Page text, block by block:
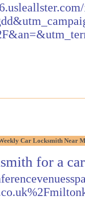
Car Locksmith Near
for a car